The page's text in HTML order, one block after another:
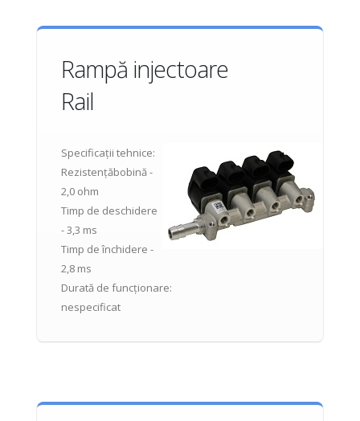
Rampă injectoare
Rail
Specificații tehnice:
Rezistențăbobină -
2,0 ohm
Timp de deschidere
- 3,3 ms
Timp de închidere -
2,8 ms
Durată de funcționare:
nespecificat